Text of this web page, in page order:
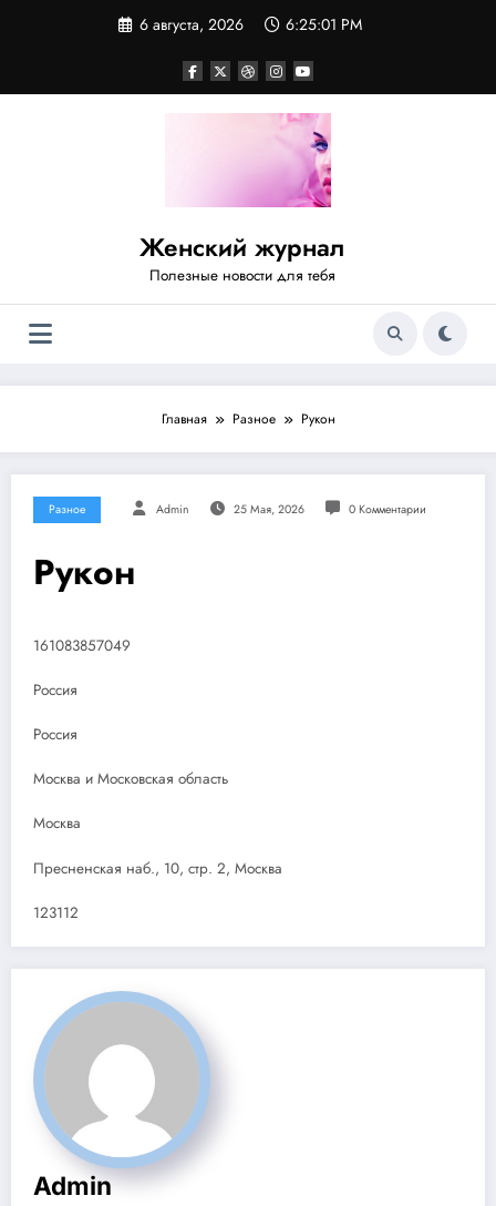
6 августа, 2026 6:25:02 PM
Женский журнал
Полезные новости для тебя
Главная Разное Рукон
Разное Admin 25 Мая, 2026 0 Комментарии
Рукон
161083857049
Россия
Россия
Москва и Московская область
Москва
Пресненская наб., 10, стр. 2, Москва
123112
Admin